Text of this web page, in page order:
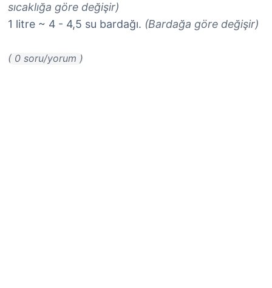
sıcaklığa göre değişir)
1 litre ~ 4 - 4,5 su bardağı. (Bardağa göre değişir)
( 0 soru/yorum )